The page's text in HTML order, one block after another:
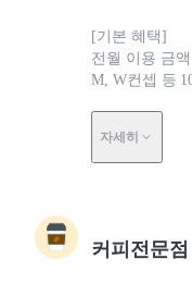
[기본 혜택]
전월 이용 금
M, W컨셉 등
자세히
커피전문점